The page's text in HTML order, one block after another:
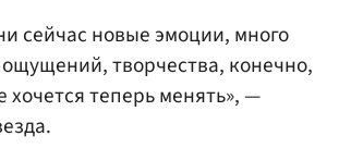
сейчас новые эмоции, много
творчества, конечно,
хочется теперь менять», —